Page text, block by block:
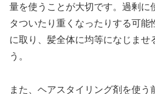
量を使うことが大切です。過剰に
タついたり重くなったりする可能
に取り、髪全体に均等になじませ
う。
また、ヘアスタイリング剤を使う